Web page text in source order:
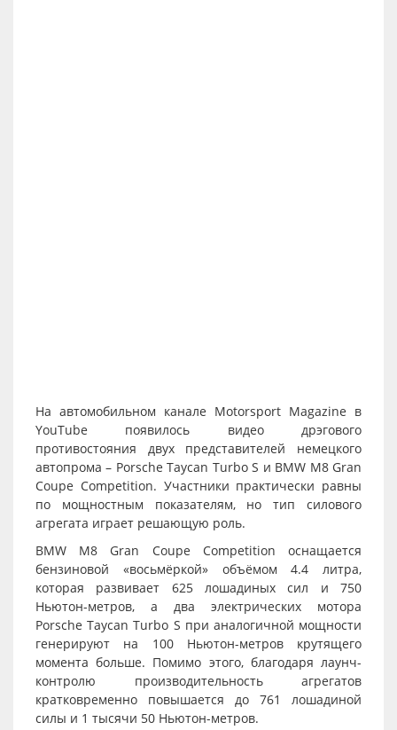
На автомобильном канале Motorsport Magazine в
YouTube появилось видео дрэгового
противостояния двух представителей немецкого
автопрома – Porsche Taycan Turbo S и BMW M8 Gran
Coupe Competition. Участники практически равны
по мощностным показателям, но тип силового
агрегата играет решающую роль.
BMW M8 Gran Coupe Competition оснащается
бензиновой «восьмёркой» объёмом 4.4 литра,
которая развивает 625 лошадиных сил и 750
Ньютон-метров, а два электрических мотора
Porsche Taycan Turbo S при аналогичной мощности
генерируют на 100 Ньютон-метров крутящего
момента больше. Помимо этого, благодаря лаунч-
контролю производительность агрегатов
кратковременно повышается до 761 лошадиной
силы и 1 тысячи 50 Ньютон-метров.